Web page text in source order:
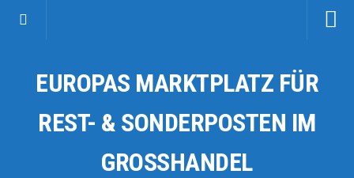
Kategorien
Auto & Motorrad
Fahrzeuge & Transport
EUROPAS MARKTPLATZ FÜR
REST- & SONDERPOSTEN IM
GROSSHANDEL